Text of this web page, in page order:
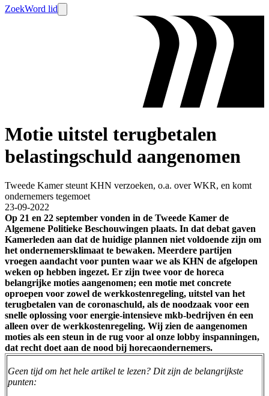
ZoekWord lid
Motie uitstel terugbetalen
belastingschuld aangenomen
Tweede Kamer steunt KHN verzoeken, o.a. over WKR, en komt
ondernemers tegemoet
23-09-2022
Op 21 en 22 september vonden in de Tweede Kamer de
Algemene Politieke Beschouwingen plaats. In dat debat gaven
Kamerleden aan dat de huidige plannen niet voldoende zijn om
het ondernemersklimaat te bewaken. Meerdere partijen
vroegen aandacht voor punten waar we als KHN de afgelopen
weken op hebben ingezet. Er zijn twee voor de horeca
belangrijke moties aangenomen; een motie met concrete
oproepen voor zowel de werkkostenregeling, uitstel van het
terugbetalen van de coronaschuld, als de noodzaak voor een
snelle oplossing voor energie-intensieve mkb-bedrijven én een
alleen over de werkkostenregeling. Wij zien de aangenomen
moties als een steun in de rug voor al onze lobby inspanningen,
dat recht doet aan de nood bij horecaondernemers.
Geen tijd om het hele artikel te lezen? Dit zijn de belangrijkste
punten: